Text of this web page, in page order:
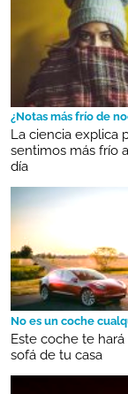
¿Notas más frío de
La ciencia explica
sentimos más frío
día
No es un coche
Este coche te
sofá de tu casa